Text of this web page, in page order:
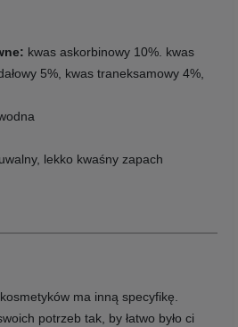
kwas askorbinowy 10%. kwas
5%, kwas traneksamowy 4%,
lekko kwaśny zapach
ma inną specyfikę.
potrzeb tak, by łatwo było ci